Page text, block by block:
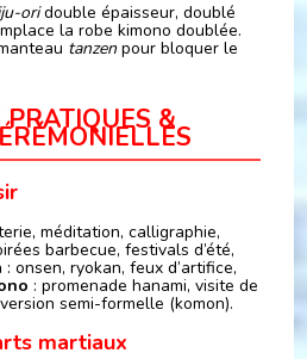
oridouble épaisseur, doublé
la robe kimono doublée.
tanzenpour bloquer le
&
méditation, calligraphie,
barbecue, festivals d’été,
: onsen, ryokan, feux d’artifice,
: promenade hanami, visite de
semi-formelle (komon).
martiaux